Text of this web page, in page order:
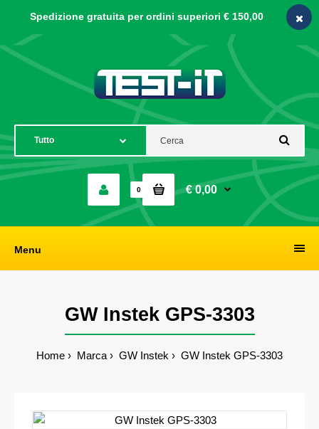
Spedizione gratuita per ordini superiori € 150,00
0 € 0,00
Menu
GW Instek GPS-3303
Home Marca GW Instek GW Instek GPS-3303